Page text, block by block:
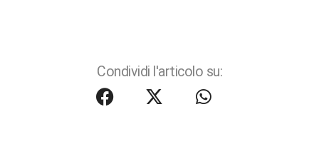
Condividi l'articolo su: